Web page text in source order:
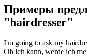
Примеры
"hairdresser"
I'm going to ask my
Ob ich kann, werde ich